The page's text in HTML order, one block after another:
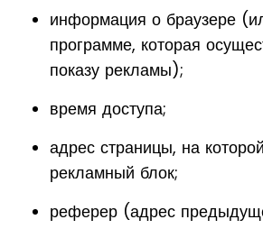
информация о браузере
программе, которая
показу рекламы);
время доступа;
адрес страницы, на
рекламный блок;
реферер (адрес